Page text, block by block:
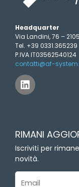
Headquarter
Via Landini, 76 –
Tel. +39 0331.365239
P.IVA IT03562540124
contatti@af-
L
i
n
d
i
n
RIMANI
Iscriviti per
novità.